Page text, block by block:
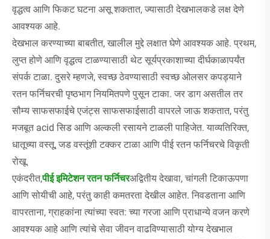
वृद्धत्व आणि फिकट घटना असू शकतात, ज्यासाठी देखभालकडे लक्ष देणे
आवश्यक आहे.
देखभाल करण्याच्या बाबतीत, खालील मुद्दे लक्षात घेणे आवश्यक आहे. प्रथम,
लुप्त होणे आणि वृद्धत्व टाळण्यासाठी थेट सूर्यप्रकाशाच्या दीर्घकाळापर्यंत
संपर्क टाळा. दुसरे म्हणजे, स्वच्छ ठेवण्यासाठी स्वच्छ ओलसर कपड्याने
रतन फर्निचरची पृष्ठभाग नियमितपणे पुसून टाका. जर डाग असतील तर
सौम्य साफसफाईचे एजंट्स साफसफाईसाठी वापरले जाऊ शकतात, परंतु
मजबूत acid सिड आणि अल्कली रसायने टाळली पाहिजेत. याव्यतिरिक्त,
धातूच्या वस्तू, जड वस्तूंशी टक्कर टाळा आणि पीई रतन फर्निचरचे विकृती
रोखू.
एकंदरीत,पीई इमिटेशन रतन फर्निचरअद्वितीय देखावा, चांगली टिकाऊपणा
आणि सोयीची आहे, परंतु काही कमतरता देखील आहेत. निवडताना आणि
वापरताना, ग्राहकांना त्यांच्या स्वत: च्या गरजा आणि प्राधान्ये वजन करणे
आवश्यक आहे आणि त्यांचे सेवा जीवन वाढविण्यासाठी योग्य देखभाल